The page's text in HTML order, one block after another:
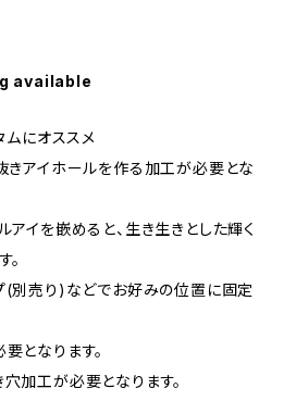
available
ムにオススメ
きアイホールを作る加工が必要とな
イを嵌めると、生き生きとした輝く
。
別売り)などでお好みの位置に固定
となります。
加工が必要となります。